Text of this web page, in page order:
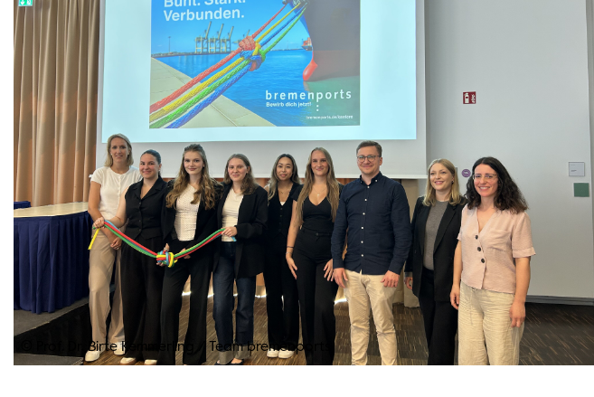
© Prof. Dr. Birte Kemmerling Team bremenports